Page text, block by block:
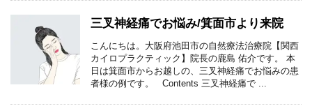
三叉神経痛でお悩み/箕面市より来院
こんにちは。大阪府池田市の自然療法治療院【関西
カイロプラクティック】院長の鹿島 佑介です。 本
日は箕面市からお越しの、三叉神経痛でお悩みの患
者様の例です。 Contents 三叉神経痛で ...